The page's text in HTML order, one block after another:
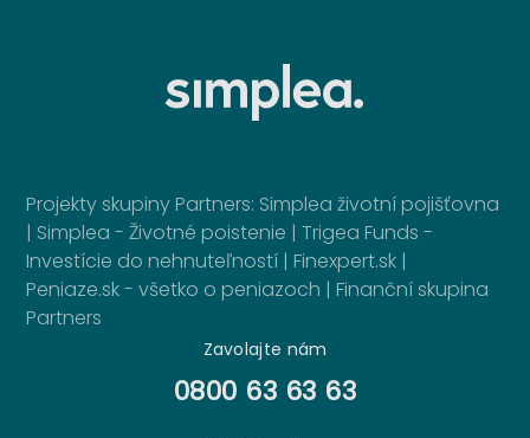
Zavolajte nám
0800 63 63 63
Projekty skupiny Partners: Simplea životní pojišťovna
| Simplea - Životné poistenie |Trigea Funds -
Investície do nehnuteľností |Finexpert.sk |
Peniaze.sk - všetko o peniazoch |Finanční skupina
Partners